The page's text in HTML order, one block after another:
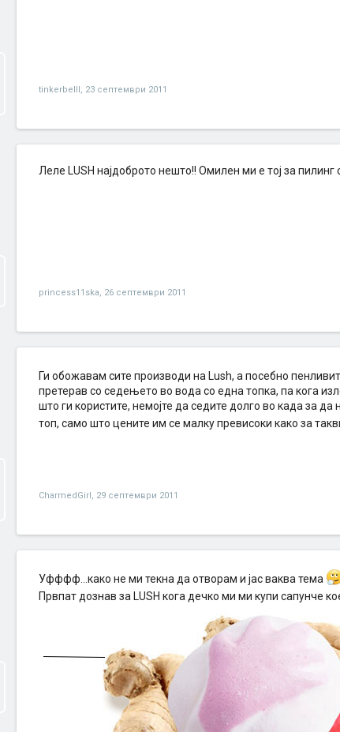
tinkerbelll, 23 септември 2011
Леле LUSH најдоброто нешто!! Омилен ми е тој за пилинг
princess11ska, 26 септември 2011
Ги обожавам сите производи на Lush, а посебно
претерав со седењето во вода со една топка, па кога
што ги користите, немојте да седите долго во када за
топ, само што цените им се малку превисоки како за
CharmedGirl, 29 септември 2011
Уфффф...како не ми текна да отворам и јас ваква тема
Првпат дознав за LUSH кога дечко ми ми купи сапунче